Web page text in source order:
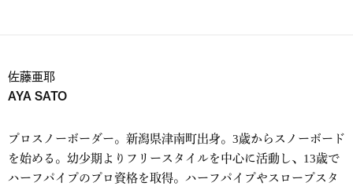
佐藤亜耶
AYA SATO
プロスノーボーダー。新潟県津南町出身。3歳からスノーボード
を始める。幼少期よりフリースタイルを中心に活動し、13歳で
ハーフパイプのプロ資格を取得。ハーフパイプやスロープスタ